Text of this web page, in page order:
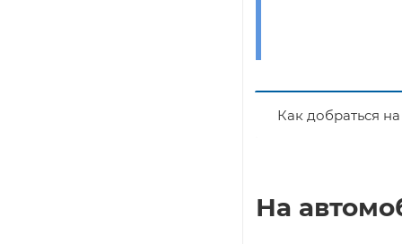
Как добраться
На